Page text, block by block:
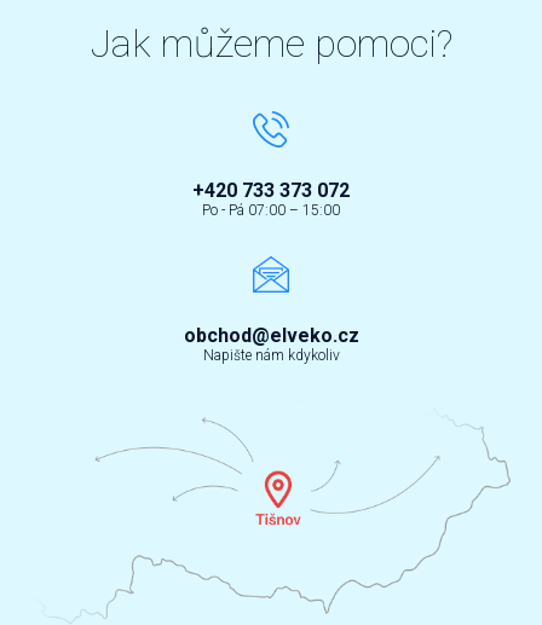
Jak můžeme pomoci?
+420 733 373 072
Po - Pá 07:00 – 15:00
obchod@elveko.cz
Napište nám kdykoliv